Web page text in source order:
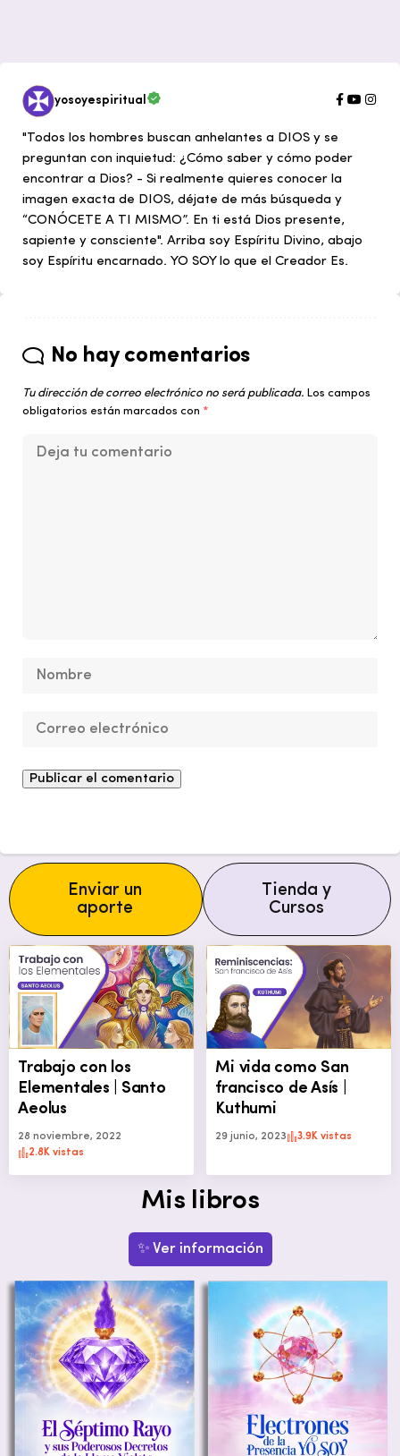
yosoyespiritual
"Todos los hombres buscan anhelantes a DIOS y se
preguntan con inquietud: ¿Cómo saber y cómo poder
encontrar a Dios? - Si realmente quieres conocer la
imagen exacta de DIOS, déjate de más búsqueda y
“CONÓCETE A TI MISMO”. En ti está Dios presente,
sapiente y consciente". Arriba soy Espíritu Divino, abajo
soy Espíritu encarnado. YO SOY lo que el Creador Es.
No hay comentarios
Tu dirección de correo electrónico no será publicada. Los campos
obligatorios están marcados con *
Enviar un
aporte
Tienda y
Cursos
Trabajo con los
Elementales | Santo
Aeolus
28 noviembre, 2022
2.8K vistas
Mi vida como San
francisco de Asís |
Kuthumi
29 junio, 2023 3.9K vistas
Mis libros
✨ Ver información